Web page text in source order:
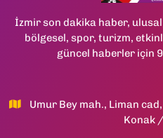
İzmir son dakika haber,
bölgesel, spor, turizm,
güncel haberler için
Umur Bey mah., Liman
Konak